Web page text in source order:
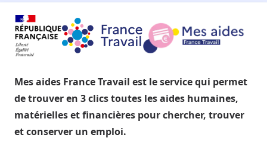
Mes aides France Travail est le service qui permet
de trouver en 3 clics toutes les aides humaines,
matérielles et financières pour chercher, trouver
et conserver un emploi.